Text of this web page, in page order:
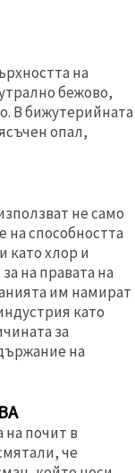
на
бежово,
В бижутерийната
опал,
не само
на способността
като хлор и
на правата на
им намират
като
за
на
почит в
че